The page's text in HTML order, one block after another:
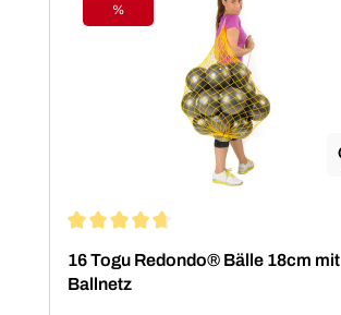
Rabatt
%
16 Togu Redondo® Bälle 18cm mit
Ballnetz